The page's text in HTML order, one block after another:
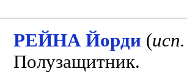
РЕЙНА Йорди (исп.
Полузащитник.